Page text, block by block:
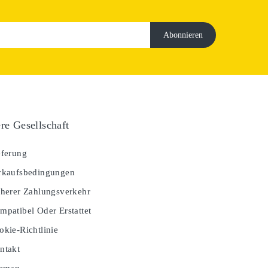
Gesellschaft
Zahlungsverkehr
Oder Erstattet
Richtlinie